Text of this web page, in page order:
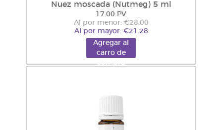
Nuez moscada (Nutmeg) 5 ml
17.00 PV
Al por menor: €28.00
Al por mayor: €21.28
Agregar al
carro de
compra